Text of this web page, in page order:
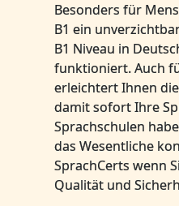
Besonders für
B1 ein
B1 Niveau in
funktioniert. Auch
erleichtert Ihnen
damit sofort Ihre
Sprachschulen
das Wesentliche
SprachCerts wenn
Qualität und